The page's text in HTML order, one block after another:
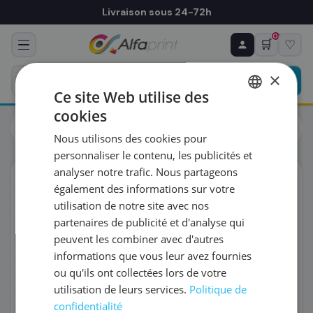
Livraison sous 24-72h
🛒
0
♡
Cartouches
Canon
haute capacité, 4 425 pages
ORIGINAL
♻ COMMANDE RÉCURRENTE
Prévoyez & économisez
Programmez votre prochain achat — notre équipe
vous prépare un devis personnalisé
RÉFÉRENCE DU PRODUIT
FRÉQUENCE
QUANTITÉ PAR LIVRAISON
DATE DE PREMIÈRE LIVRAISON SOUHAITÉE
×
Ce site Web utilise des
cookies
Nous utilisons des cookies pour
personnaliser le contenu, les publicités et
analyser notre trafic. Nous partageons
également des informations sur votre
utilisation de notre site avec nos
partenaires de publicité et d'analyse qui
peuvent les combiner avec d'autres
informations que vous leur avez fournies
ou qu'ils ont collectées lors de votre
utilisation de leurs services. Politique de
confidentialité